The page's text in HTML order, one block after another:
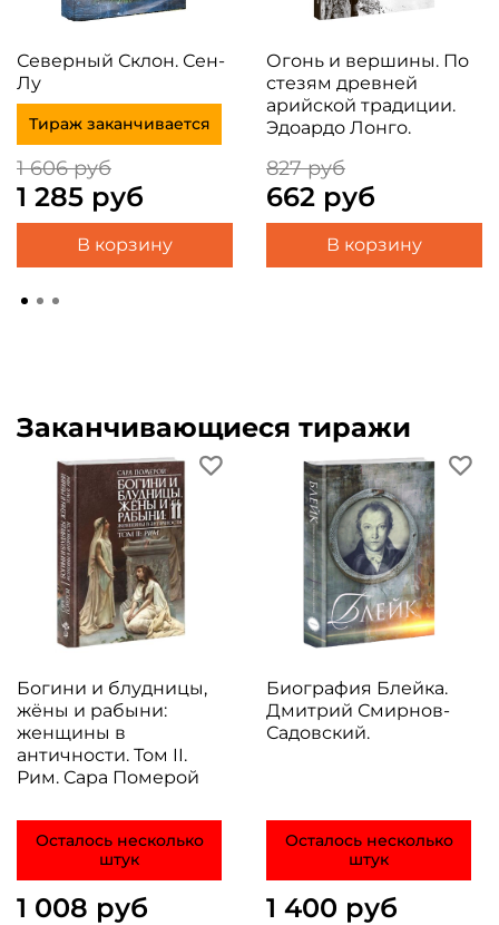
Северный Склон. Сен-
Лу
Тираж заканчивается
1 606 руб
1 285 руб
В корзину
Огонь и вершины. По
стезям древней
арийской традиции.
Эдоардо Лонго.
827 руб
662 руб
В корзину
Заканчивающиеся тиражи
Богини и блудницы,
жёны и рабыни:
женщины в
античности. Том II.
Рим. Сара Померой
Осталось несколько
штук
1 008 руб
Биография Блейка.
Дмитрий Смирнов-
Садовский.
Осталось несколько
штук
1 400 руб